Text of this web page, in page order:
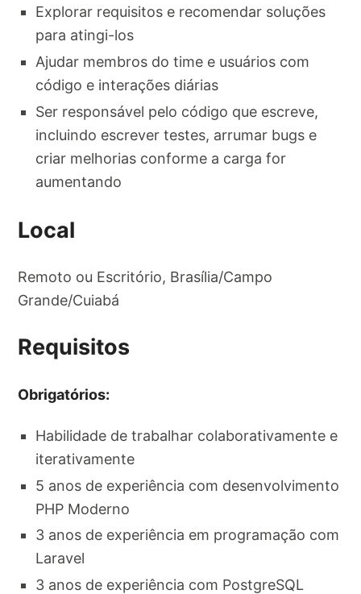
Explorar requisitos e recomendar soluções
para atingi-los
Ajudar membros do time e usuários com
código e interações diárias
Ser responsável pelo código que escreve,
incluindo escrever testes, arrumar bugs e
criar melhorias conforme a carga for
aumentando
Local
Remoto ou Escritório, Brasília/Campo
Grande/Cuiabá
Requisitos
Obrigatórios:
Habilidade de trabalhar colaborativamente e
iterativamente
5 anos de experiência com desenvolvimento
PHP Moderno
3 anos de experiência em programação com
Laravel
3 anos de experiência com PostgreSQL